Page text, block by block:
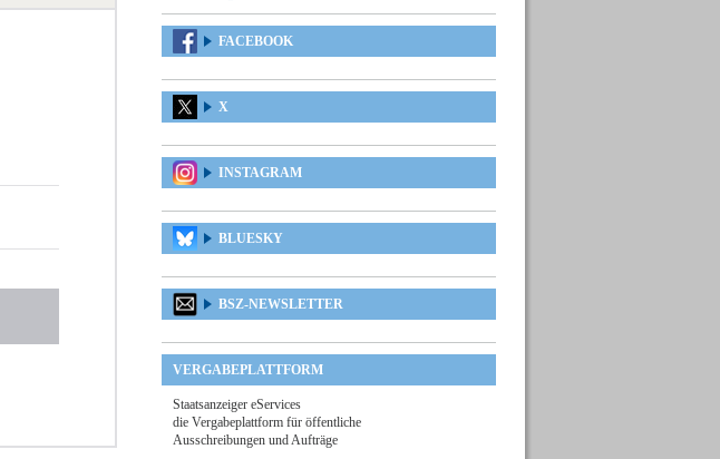
FACEBOOK
X
INSTAGRAM
BLUESKY
BSZ-NEWSLETTER
VERGABEPLATTFORM
Staatsanzeiger eServices
die Vergabeplattform für öffentliche
Ausschreibungen und Aufträge